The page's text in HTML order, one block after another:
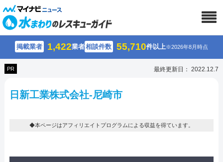
掲載業者 1,422業者相談件数 55,710件以上※2026年8月時点
PR 最終更新日： 2022.12.7
日新工業株式会社-尼崎市
◆本ページはアフィリエイトプログラムによる収益を得ています。